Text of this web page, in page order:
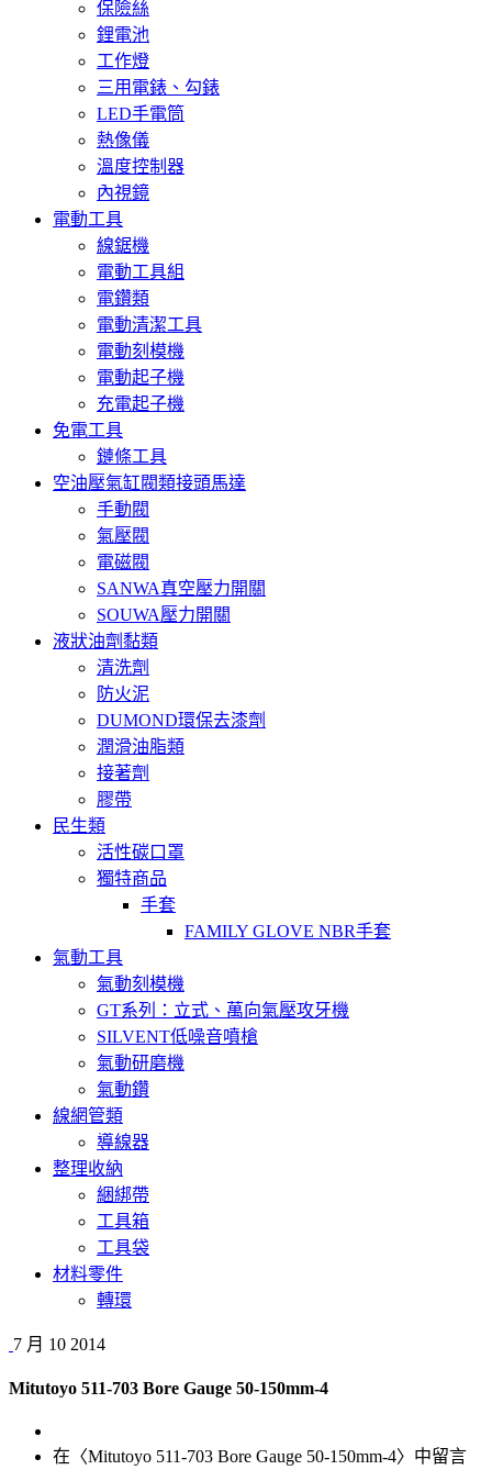
保險絲
鋰電池
工作燈
三用電錶、勾錶
LED手電筒
熱像儀
溫度控制器
內視鏡
電動工具
線鋸機
電動工具組
電鑽類
電動清潔工具
電動刻模機
電動起子機
充電起子機
免電工具
鏈條工具
空油壓氣缸閥類接頭馬達
手動閥
氣壓閥
電磁閥
SANWA真空壓力開關
SOUWA壓力開關
液狀油劑黏類
清洗劑
防火泥
DUMOND環保去漆劑
潤滑油脂類
接著劑
膠帶
民生類
活性碳口罩
獨特商品
手套
FAMILY GLOVE NBR手套
氣動工具
氣動刻模機
GT系列：立式、萬向氣壓攻牙機
SILVENT低噪音噴槍
氣動研磨機
氣動鑽
線網管類
導線器
整理收納
綑綁帶
工具箱
工具袋
材料零件
轉環
7 月 10 2014
Mitutoyo 511-703 Bore Gauge 50-150mm-4
在〈Mitutoyo 511-703 Bore Gauge 50-150mm-4〉中留言